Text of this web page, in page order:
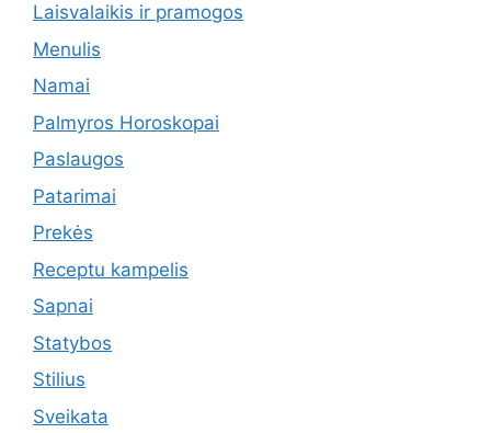
Laisvalaikis ir pramogos
Menulis
Namai
Palmyros Horoskopai
Paslaugos
Patarimai
Prekės
Receptu kampelis
Sapnai
Statybos
Stilius
Sveikata